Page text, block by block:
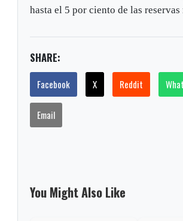
hasta el 5 por ciento de las reservas
SHARE:
Facebook X Reddit
Email
You Might Also Like